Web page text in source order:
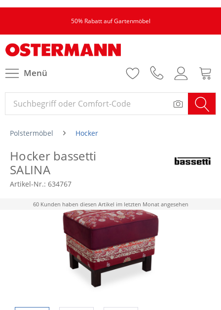
50% Rabatt auf Gartenmöbel
Menü
Polstermöbel Hocker
Hocker bassetti
SALINA
Artikel-Nr.: 634767
60 Kunden haben diesen Artikel im letzten Monat angesehen